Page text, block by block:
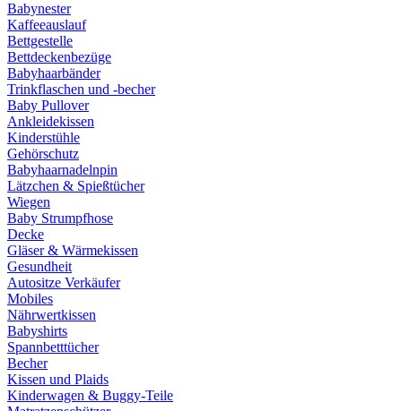
Babynester
Kaffeeauslauf
Bettgestelle
Bettdeckenbezüge
Babyhaarbänder
Trinkflaschen und -becher
Baby Pullover
Ankleidekissen
Kinderstühle
Gehörschutz
Babyhaarnadelnpin
Lätzchen & Spießtücher
Wiegen
Baby Strumpfhose
Decke
Gläser & Wärmekissen
Gesundheit
Autositze Verkäufer
Mobiles
Nährwertkissen
Babyshirts
Spannbetttücher
Becher
Kissen und Plaids
Kinderwagen & Buggy-Teile